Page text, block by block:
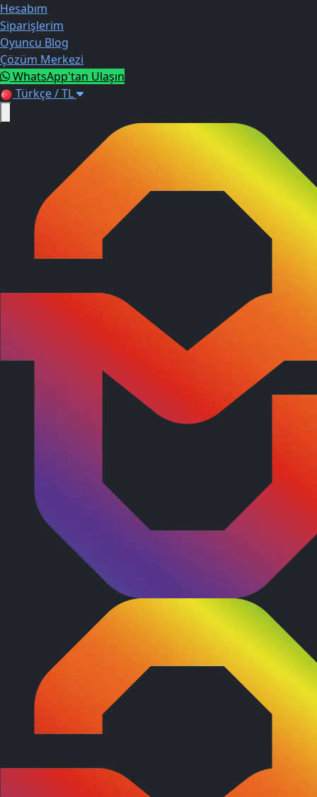
Hesabım
Siparişlerim
Oyuncu Blog
Çözüm Merkezi
WhatsApp'tan Ulaşın
Türkçe / TL